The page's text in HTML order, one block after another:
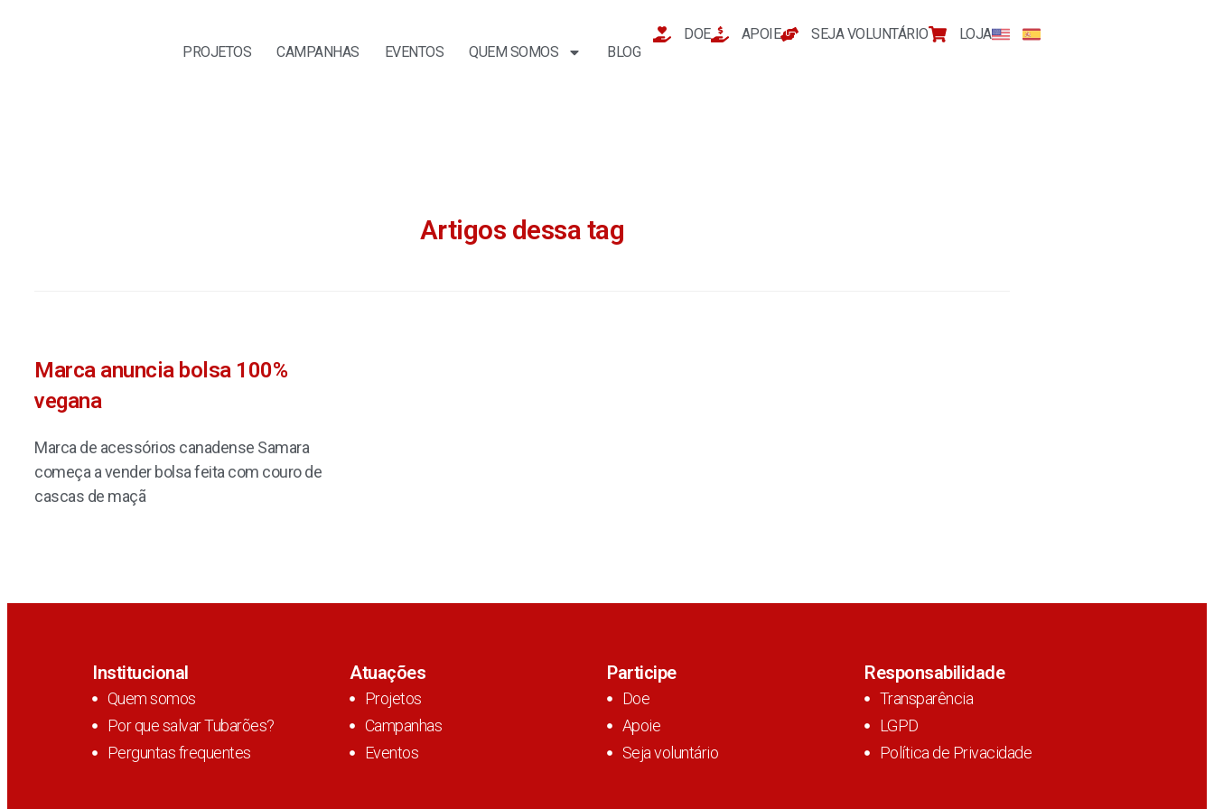
PROJETOS CAMPANHAS EVENTOS QUEM SOMOS BLOG
DOE APOIE SEJA VOLUNTÁRIO LOJA
Artigos dessa tag
Marca anuncia bolsa 100%
vegana
Marca de acessórios canadense Samara
começa a vender bolsa feita com couro de
cascas de maçã
Institucional
Quem somos
Por que salvar Tubarões?
Perguntas frequentes
Atuações
Projetos
Campanhas
Eventos
Participe
Doe
Apoie
Seja voluntário
Responsabilidade
Transparência
LGPD
Política de Privacidade